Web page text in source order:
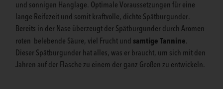
und sonnigen Hanglage. Optimale Voraussetzungen für eine
lange Reifezeit und somit kraftvolle, dichte Spätburgunder.
Bereits in der Nase überzeugt der Spätburgunder durch Aromen
roten belebende Säure, viel Frucht und samtige Tannine.
Dieser Spätburgunder hat alles, was er braucht, um sich mit den
Jahren auf der Flasche zu einem der ganz Großen zu entwickeln.